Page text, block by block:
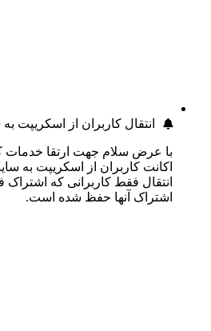
انتقال کاربران از اسکریپت
با عرض سلام جهت ارتقا خدمات
اکانت کاربران از اسکریپت به
انتقال فقط کاربرانی که
اشتراک آنها حفظ شده است.